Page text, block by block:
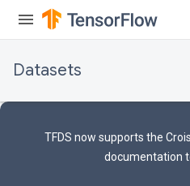
Datasets
TFDS now supports the
documentation